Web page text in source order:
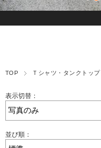
TOP Ｔシャツ・タンクトップ
表示切替：
並び順：